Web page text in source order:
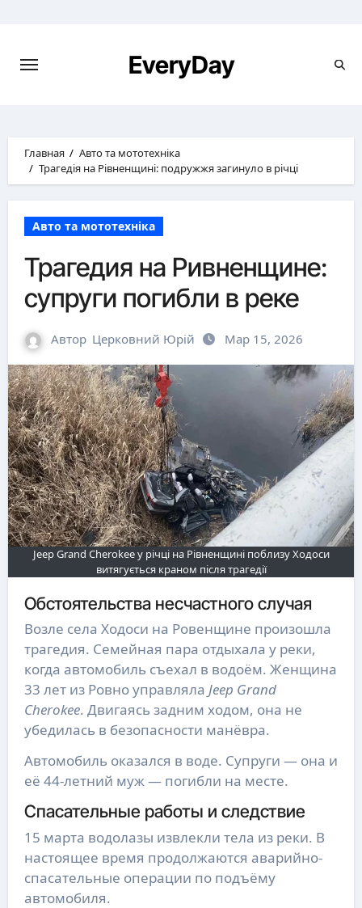
EveryDay
Главная
Авто та мототехніка
Трагедія на Рівненщині: подружжя загинуло в річці
Авто та мототехніка
Трагедия на Ривненщине:
супруги погибли в реке
Автор Церковний Юрій Мар 15, 2026
Jeep Grand Cherokee у річці на Рівненщині поблизу Ходоси
витягується краном після трагедії
Обстоятельства несчастного случая
Возле села Ходоси на Ровенщине произошла
трагедия. Семейная пара отдыхала у реки,
когда автомобиль съехал в водоём. Женщина
33 лет из Ровно управляла Jeep Grand
Cherokee. Двигаясь задним ходом, она не
убедилась в безопасности манёвра.
Автомобиль оказался в воде. Супруги — она и
её 44-летний муж — погибли на месте.
Спасательные работы и следствие
15 марта водолазы извлекли тела из реки. В
настоящее время продолжаются аварийно-
спасательные операции по подъёму
автомобиля.